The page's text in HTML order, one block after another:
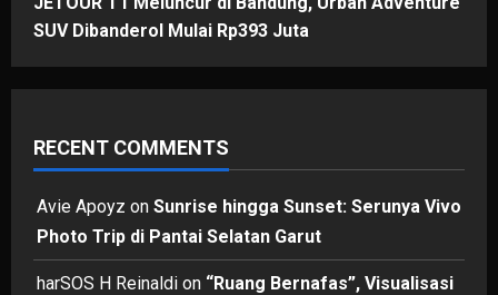
SUV Dibanderol Mulai Rp393 Juta
RECENT COMMENTS
Avie Apoyz on Sunrise hingga Sunset: Serunya Vivo
Photo Trip di Pantai Selatan Garut
harSOS H Reinaldi on “Ruang Bernafas”, Visualisasi